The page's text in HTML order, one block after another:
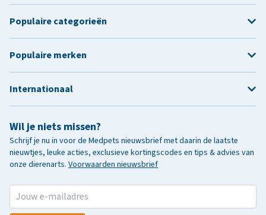
Wil je niets missen?
Schrijf je nu in voor de Medpets nieuwsbrief met daarin de laatste
nieuwtjes, leuke acties, exclusieve kortingscodes en tips & advies van
onze dierenarts. Voorwaarden nieuwsbrief
Populaire categorieën
Populaire merken
Internationaal